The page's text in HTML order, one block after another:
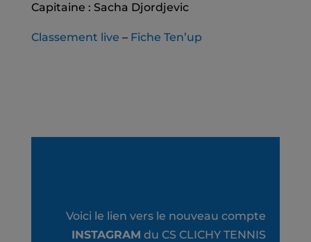
Capitaine : Sacha Djordjevic
Classement live – Fiche Ten’up
Voici le lien vers le nouveau compte
INSTAGRAM du CS CLICHY TENNIS